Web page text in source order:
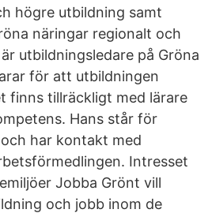
högre utbildning samt
näringar regionalt och
utbildningsledare på Gröna
för att utbildningen
finns tillräckligt med lärare
Hans står för
har kontakt med
Intresset
Jobba Grönt vill
och jobb inom de